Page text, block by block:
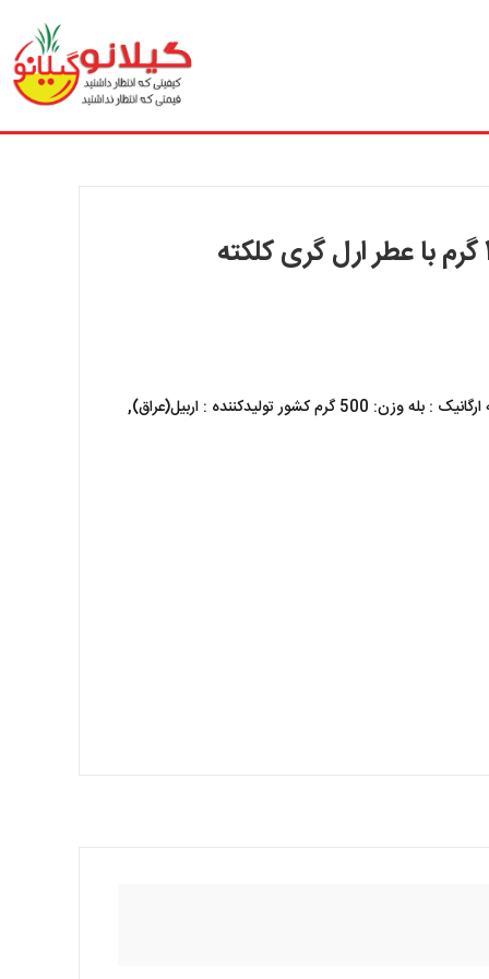
نوع چای: ارل گری معطر: بله مدت زمان دم کشیدن: 5 دقیقه ارگانیک : بله وزن: 500 گرم کشور تولیدکننده : اربیل(عراق),